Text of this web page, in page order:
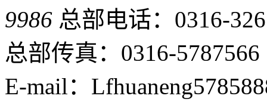
9986 总部电话：0316-
总部传真：0316-5787566
E-mail：